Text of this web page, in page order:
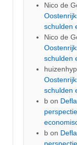
Nico de
schulden
Nico de
schulden
schulden
b on
b on